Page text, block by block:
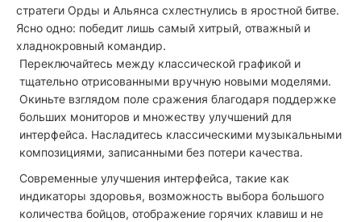
стратеги Орды и Альянса схлестнулись в яростной битве.
Ясно одно: победит лишь самый хитрый, отважный и
хладнокровный командир.
Переключайтесь между классической графикой и
тщательно отрисованными вручную новыми моделями.
Окиньте взглядом поле сражения благодаря поддержке
больших мониторов и множеству улучшений для
интерфейса. Насладитесь классическими музыкальными
композициями, записанными без потери качества.
Современные улучшения интерфейса, такие как
индикаторы здоровья, возможность выбора большого
количества бойцов, отображение горячих клавиш и не